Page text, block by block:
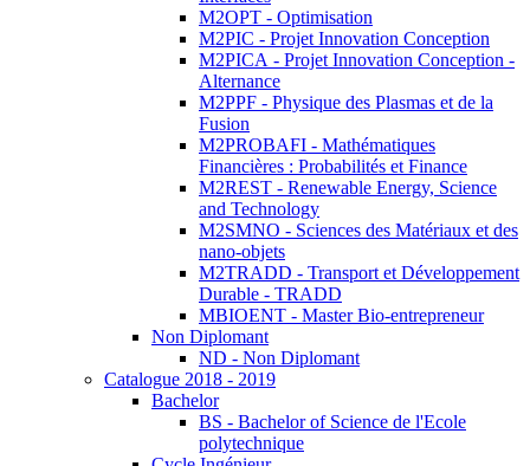
M2OPT - Optimisation
M2PIC - Projet Innovation Conception
M2PICA - Projet Innovation Conception -
Alternance
M2PPF - Physique des Plasmas et de la
Fusion
M2PROBAFI - Mathématiques
Financières : Probabilités et Finance
M2REST - Renewable Energy, Science
and Technology
M2SMNO - Sciences des Matériaux et des
nano-objets
M2TRADD - Transport et Développement
Durable - TRADD
MBIOENT - Master Bio-entrepreneur
Non Diplomant
ND - Non Diplomant
Catalogue 2018 - 2019
Bachelor
BS - Bachelor of Science de l'Ecole
polytechnique